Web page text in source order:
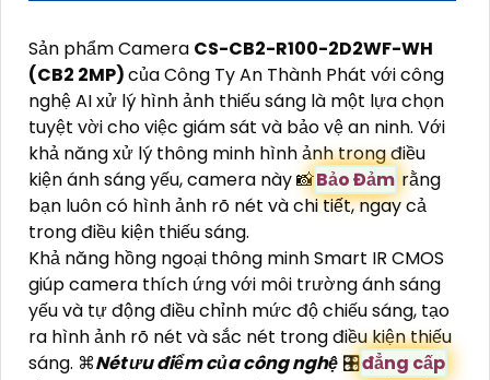
Sản phẩm Camera CS-CB2-R100-2D2WF-WH
(CB2 2MP)của Công Ty An Thành Phát với công
nghệ AI xử lý hình ảnh thiếu sáng là một lựa chọn
tuyệt vời cho việc giám sát và bảo vệ an ninh. Với
khả năng xử lý thông minh hình ảnh trong điều
kiện ánh sáng yếu, camera này 📸Bảo Đảm rằng
bạn luôn có hình ảnh rõ nét và chi tiết, ngay cả
trong điều kiện thiếu sáng.
Khả năng hồng ngoại thông minh Smart IR CMOS
giúp camera thích ứng với môi trường ánh sáng
yếu và tự động điều chỉnh mức độ chiếu sáng, tạo
ra hình ảnh rõ nét và sắc nét trong điều kiện thiếu
sáng. ⌘Nét ưu điểm của công nghệ 🎛đẳng cấp